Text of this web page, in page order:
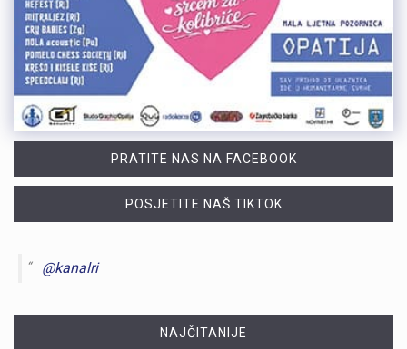
PRATITE NAS NA FACEBOOK
POSJETITE NAŠ TIKTOK
@kanalri
NAJČITANIJE